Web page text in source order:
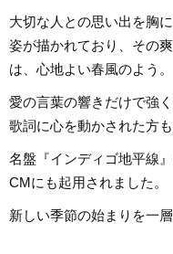
大切な人との思い出を胸
姿が描かれており、その
は、心地よい春風のよう。
愛の言葉の響きだけで強
歌詞に心を動かされた方
名盤『インディゴ地平線
CMにも起用されました。
新しい季節の始まりを一